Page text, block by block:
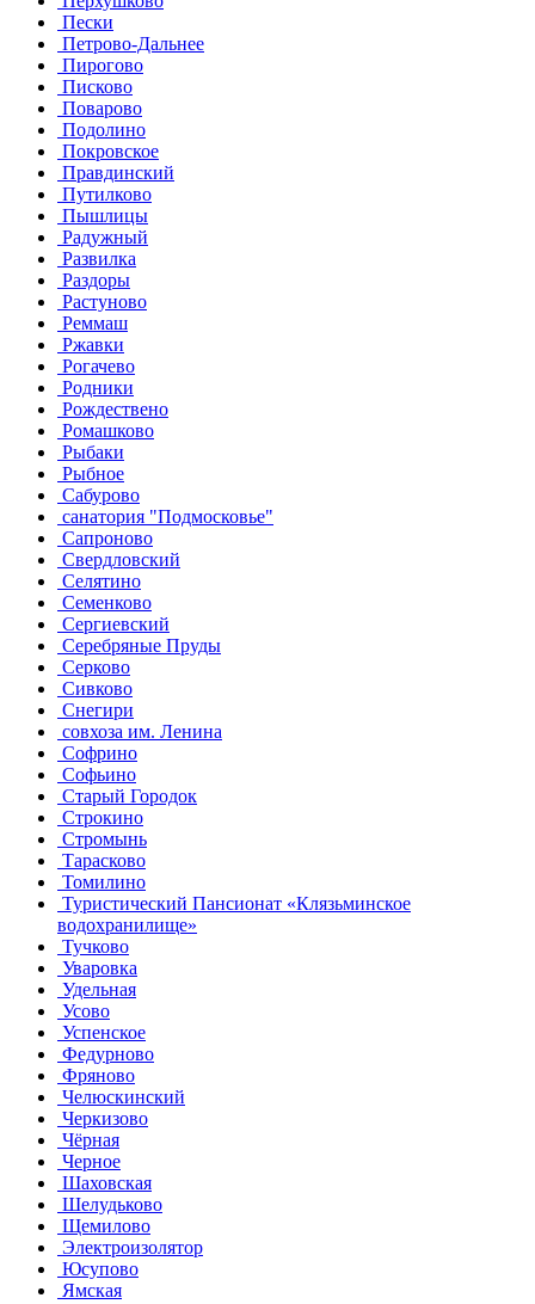
Пески
Петрово-Дальнее
Пирогово
Писково
Поварово
Подолино
Покровское
Правдинский
Путилково
Пышлицы
Радужный
Развилка
Раздоры
Растуново
Реммаш
Ржавки
Рогачево
Родники
Рождествено
Ромашково
Рыбаки
Рыбное
Сабурово
санатория "Подмосковье"
Сапроново
Свердловский
Селятино
Семенково
Сергиевский
Серебряные Пруды
Серково
Сивково
Снегири
совхоза им. Ленина
Софрино
Софьино
Старый Городок
Строкино
Стромынь
Тарасково
Томилино
Туристический Пансионат «Клязьминское
водохранилище»
Тучково
Уваровка
Удельная
Усово
Успенское
Федурново
Фряново
Челюскинский
Черкизово
Чёрная
Черное
Шаховская
Шелудьково
Щемилово
Электроизолятор
Юсупово
Ямская